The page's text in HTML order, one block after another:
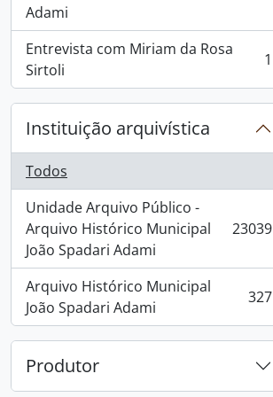
Adami
Entrevista com Miriam da Rosa
Sirtoli
, 1 resultados 1
Instituição arquivística
Todos
Unidade Arquivo Público -
Arquivo Histórico Municipal
João Spadari Adami
, 23039 resultados 23039
Arquivo Histórico Municipal
João Spadari Adami
, 327 resultados 327
Produtor